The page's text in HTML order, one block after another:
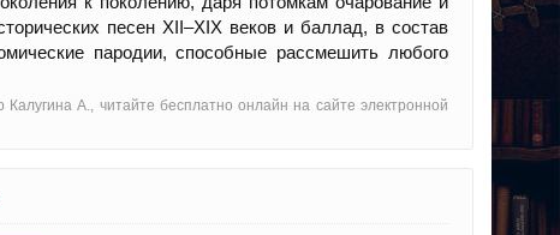
песен XII–XIX веков и баллад, в состав
пародии, способные рассмешить любого
А., читайте бесплатно онлайн на сайте электронной